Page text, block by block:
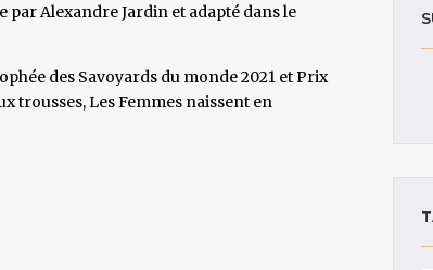
Alexandre Jardin et adapté dans le
des Savoyards du monde 2021 et Prix
trousses, Les Femmes naissent en